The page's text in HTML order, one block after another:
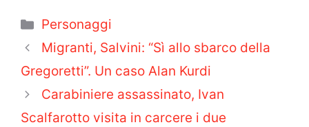
Categorie
Personaggi
Migranti, Salvini: “Sì allo sbarco della
Gregoretti”. Un caso Alan Kurdi
Carabiniere assassinato, Ivan
Scalfarotto visita in carcere i due